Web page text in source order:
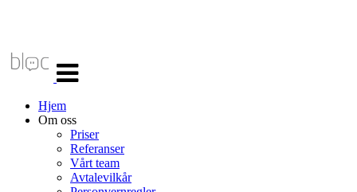
navigasjon
Hjem
Om oss
Priser
Referanser
Vårt team
Avtalevilkår